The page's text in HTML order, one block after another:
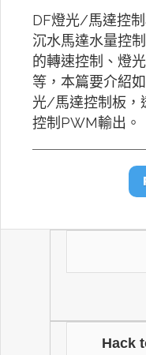
DF燈光/馬達控
沉水馬達水量控
的轉速控制、燈
等，本篇要介紹
光/馬達控制板，
控制PWM輸出。
Hack